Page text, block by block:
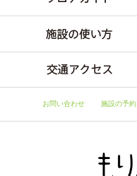
お問い合わせ 施設の予約